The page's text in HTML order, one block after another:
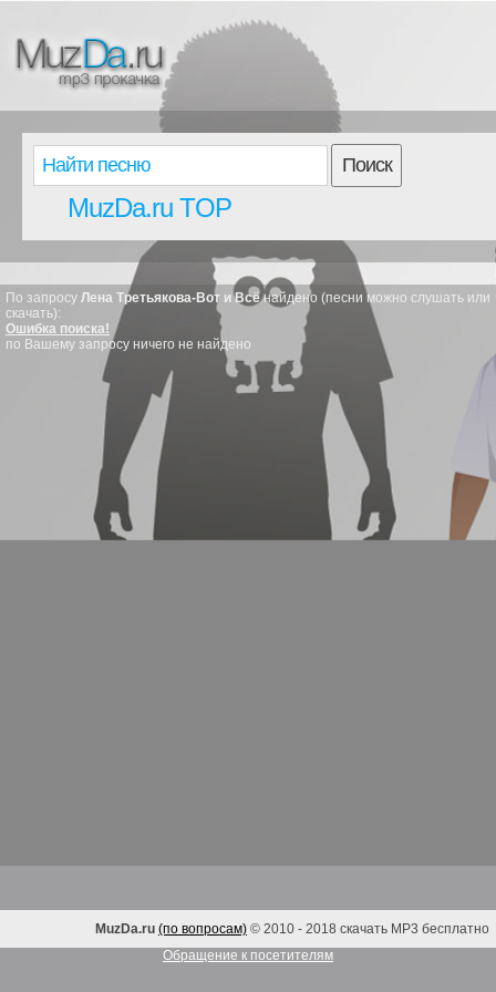
Поиск
MuzDa.ru TOP
По запросу Лена Третьякова-Вот и Всёнайдено (песни можно слушать или
скачать):
Ошибка поиска!
по Вашему запросу ничего не найдено
MuzDa.ru (по вопросам) © 2010 - 2018 скачать MP3 бесплатно
Обращение к посетителям